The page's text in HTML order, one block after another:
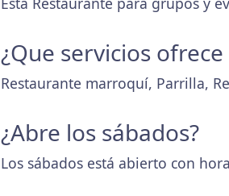
¿Que servicios
Restaurante marroquí, Parrilla,
¿Abre los sábados?
Los sábados está abierto con